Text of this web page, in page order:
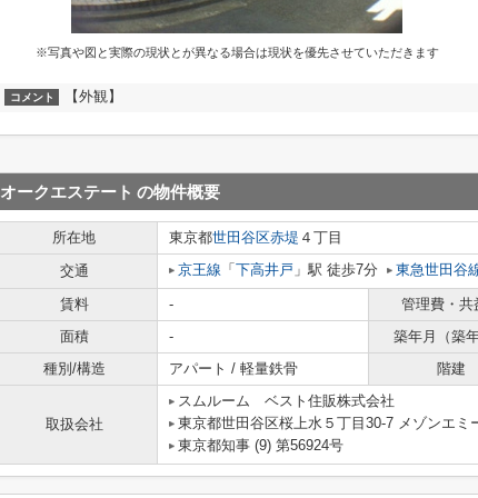
※写真や図と実際の現状とが異なる場合は現状を優先させていただきます
コメント 【外観】
オークエステート の物件概要
所在地 東京都世田谷区赤堤 ４丁目
交通
京王線 「 下高井戸 」駅 徒歩7分 東急世田谷
賃料 -
管理費・共
面積
-
築年月（築
種別/構造
アパート / 軽量鉄骨 階建
取扱会社
スムルーム ベスト住販株式会社
東京都世田谷区桜上水５丁目30-7 メゾンエミ
東京都知事 (9) 第56924号